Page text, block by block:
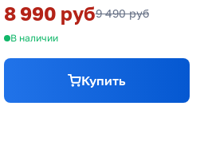
8 990 руб9 490 руб
В наличии
Купить